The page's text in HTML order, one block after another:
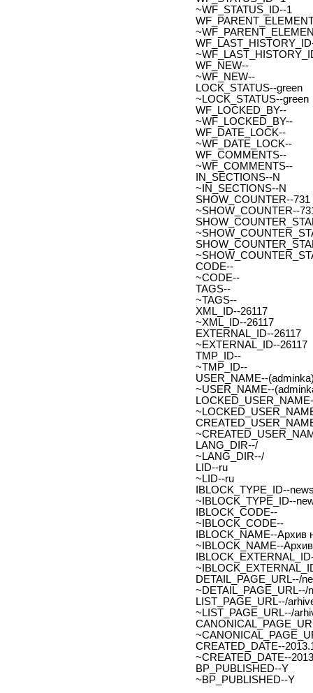
~WF_STATUS_ID--1
WF_NEW--
~WF_NEW--
LOCK_STATUS--green
~LOCK_STATUS--green
WF_LOCKED_BY--
~WF_LOCKED_BY--
WF_DATE_LOCK--
~WF_DATE_LOCK--
WF_COMMENTS--
~WF_COMMENTS--
IN_SECTIONS--N
~IN_SECTIONS--N
SHOW_COUNTER--731
~SHOW_COUNTER--
CODE--
~CODE--
TAGS--
~TAGS--
XML_ID--26117
~XML_ID--26117
EXTERNAL_ID--26117
~EXTERNAL_ID--26117
TMP_ID--
~TMP_ID--
USER_NAME--
~USER_NAME--
LANG_DIR--/
~LANG_DIR--/
LID--ru
~LID--ru
IBLOCK_TYPE_ID--
~IBLOCK_TYPE_ID--
IBLOCK_CODE--
~IBLOCK_CODE--
IBLOCK_NAME--Архив
~IBLOCK_NAME--
DETAIL_PAGE_URL--/
~DETAIL_PAGE_URL--/
LIST_PAGE_URL--/
~LIST_PAGE_URL--/
CREATED_DATE--
~CREATED_DATE--
BP_PUBLISHED--Y
~BP_PUBLISHED--Y